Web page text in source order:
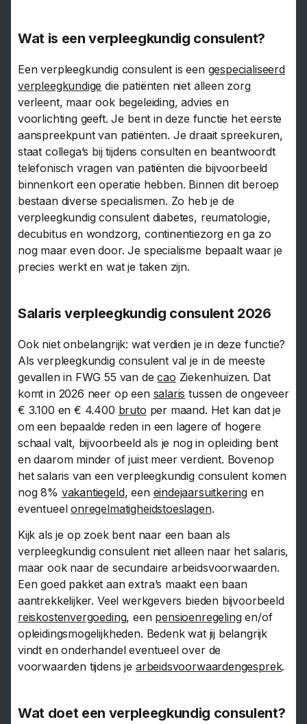
Wat is een verpleegkundig consulent?
Een verpleegkundig consulent is een gespecialiseerd
verpleegkundige die patiënten niet alleen zorg
verleent, maar ook begeleiding, advies en
voorlichting geeft. Je bent in deze functie het eerste
aanspreekpunt van patiënten. Je draait spreekuren,
staat collega’s bij tijdens consulten en beantwoordt
telefonisch vragen van patiënten die bijvoorbeeld
binnenkort een operatie hebben. Binnen dit beroep
bestaan diverse specialismen. Zo heb je de
verpleegkundig consulent diabetes, reumatologie,
decubitus en wondzorg, continentiezorg en ga zo
nog maar even door. Je specialisme bepaalt waar je
precies werkt en wat je taken zijn.
Salaris verpleegkundig consulent 2026
Ook niet onbelangrijk: wat verdien je in deze functie?
Als verpleegkundig consulent val je in de meeste
gevallen in FWG 55 van decao Ziekenhuizen. Dat
komt in 2026 neer op een salaris tussen de ongeveer
€ 3.100 en € 4.400 bruto per maand. Het kan dat je
om een bepaalde reden in een lagere of hogere
schaal valt, bijvoorbeeld als je nog in opleiding bent
en daarom minder of juist meer verdient. Bovenop
het salaris van een verpleegkundig consulent komen
nog 8% vakantiegeld, een eindejaarsuitkering en
eventueelonregelmatigheidstoeslagen.
Kijk als je op zoek bent naar een baan als
verpleegkundig consulent niet alleen naar het salaris,
maar ook naar de secundaire arbeidsvoorwaarden.
Een goed pakket aan extra’s maakt een baan
aantrekkelijker. Veel werkgevers bieden bijvoorbeeld
reiskostenvergoeding, een pensioenregelingen/of
opleidingsmogelijkheden. Bedenk wat jij belangrijk
vindt en onderhandel eventueel over de
voorwaarden tijdens je arbeidsvoorwaardengesprek.
Wat doet een verpleegkundig consulent?